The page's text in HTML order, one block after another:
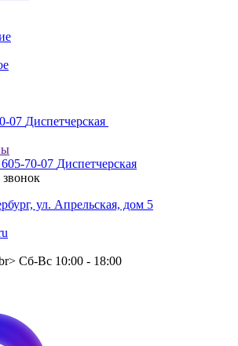
07 Диспетчерская
70-07 Диспетчерская
звонок
ул. Апрельская, дом 5
Сб-Вс 10:00 - 18:00